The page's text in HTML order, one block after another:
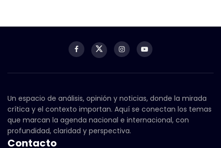
Un espacio de análisis, opinión y noticias, donde la mirada
crítica y el contexto importan. Aquí se conectan los temas
que marcan la agenda nacional e internacional, con
profundidad, claridad y perspectiva.
Contacto